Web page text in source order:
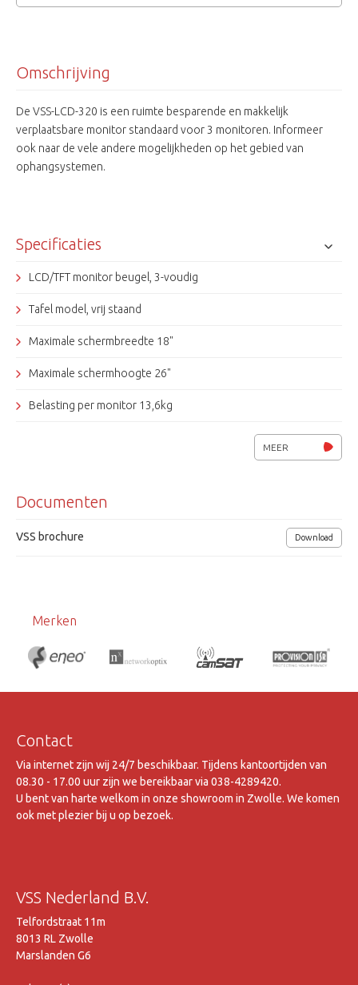
Omschrijving
De VSS-LCD-320 is een ruimte besparende en makkelijk
verplaatsbare monitor standaard voor 3 monitoren. Informeer
ook naar de vele andere mogelijkheden op het gebied van
ophangsystemen.
Specificaties
LCD/TFT monitor beugel, 3-voudig
Tafel model, vrij staand
Maximale schermbreedte 18"
Maximale schermhoogte 26"
Belasting per monitor 13,6kg
VSS
MEER
Documenten
VSS brochure Download
Merken
Contact
Via internet zijn wij 24/7 beschikbaar. Tijdens kantoortijden van
08.30 - 17.00 uur zijn we bereikbaar via 038-4289420.
U bent van harte welkom in onze showroom in Zwolle. We komen
ook met plezier bij u op bezoek.
VSS Nederland B.V.
Telfordstraat 11m
8013 RL Zwolle
Marslanden G6